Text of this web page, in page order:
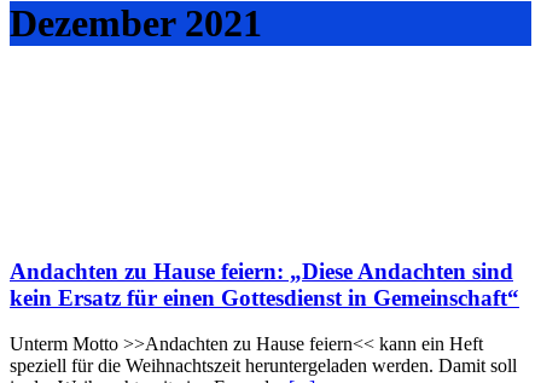
Dezember 2021
Andachten zu Hause feiern: „Diese Andachten sind
kein Ersatz für einen Gottesdienst in Gemeinschaft“
Unterm Motto >>Andachten zu Hause feiern<< kann ein Heft
speziell für die Weihnachtszeit heruntergeladen werden. Damit soll